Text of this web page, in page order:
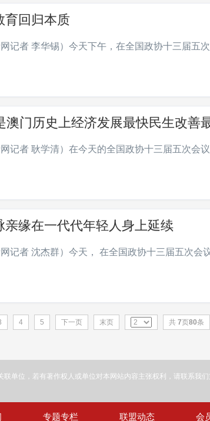
育回归本质
记者 李华锡）今天下午，在全国政协十三届五
门历史上经济发展最快民生改善
记者 耿学清）在今天的全国政协十三届五次会
缘在一代代年轻人身上延续
记者 沈杰群）今天， 在全国政协十三届五次会
4 5 下一页 末页 共7页80条
单位，若有著作权人或单位对本网站内容主张权利，请联系我
专题专栏 联盟动态 会